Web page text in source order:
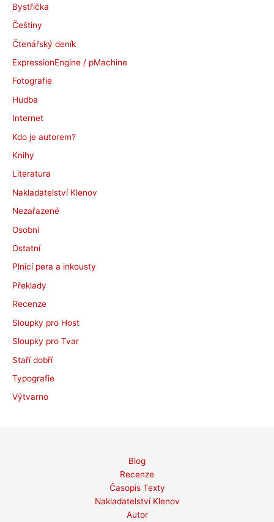
y
Bystřička
Češtiny
Čtenářský deník
ExpressionEngine / pMachine
Fotografie
Hudba
Internet
Kdo je autorem?
Knihy
Literatura
Nakladatelství Klenov
Nezařazené
Osobní
Ostatní
Plnicí pera a inkousty
Překlady
Recenze
Sloupky pro Host
Sloupky pro Tvar
Staří dobří
Typografie
Výtvarno
Blog
Recenze
Časopis Texty
Nakladatelství Klenov
Autor